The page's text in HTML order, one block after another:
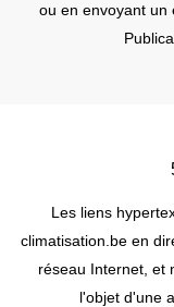
ou en envoyant un
Les liens
climatisation.be en
réseau Internet, et
l'objet d'une